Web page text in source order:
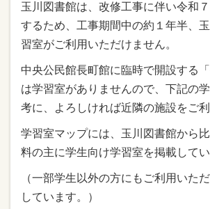
玉川図書館は、改修工事に伴い令和
するため、工事期間中の約１年半、
習室がご利用いただけません。
中央公民館長町館に臨時で開設する
は学習室がありませんので、下記の
考に、よろしければ近隣の施設をご利
学習室マップには、玉川図書館から
料の主に学生向け学習室を掲載してい
（一部学生以外の方にもご利用いた
しています。）